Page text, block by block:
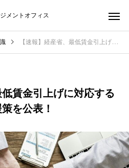
メントオフィス
【速報】経産省、最低賃金引上げに対応する中小事業者への支援策を公表！
低賃金引上げに対応する
を公表！